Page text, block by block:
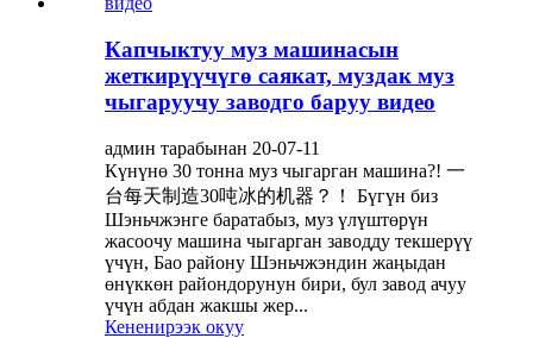
Капчыктуу муз машинасын
жеткирүүчүгө саякат, муздак муз
чыгаруучу заводго баруу видео
админ тарабынан 20-07-11
Күнүнө 30 тонна муз чыгарган машина?! 一
台每天制造30吨冰的机器？！ Бүгүн биз
Шэньчжэнге баратабыз, муз үлүштөрүн
жасоочу машина чыгарган заводду текшерүү
үчүн, Бао району Шэньчжэндин жаңыдан
өнүккөн райондорунун бири, бул завод ачуу
үчүн абдан жакшы жер...
Кененирээк окуу